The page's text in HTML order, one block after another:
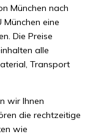
München nach
eine
Die Preise
alle
Transport
wir Ihnen
die rechtzeitige
wie